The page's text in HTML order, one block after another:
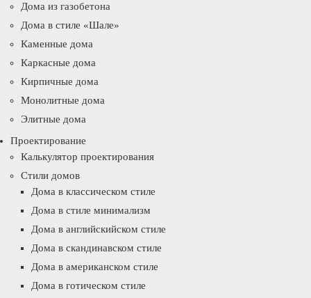
Дома из газобетона
Дома в стиле «Шале»
Каменные дома
Каркасные дома
Кирпичные дома
Монолитные дома
Элитные дома
Проектирование
Калькулятор проектирования
Стили домов
Дома в классическом стиле
Дома в стиле минимализм
Дома в английскийском стиле
Дома в скандинавском стиле
Дома в американском стиле
Дома в готическом стиле